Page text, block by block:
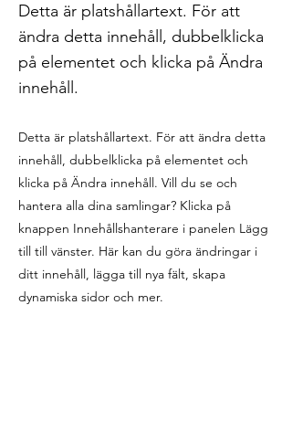
Detta är platshållartext. För att
ändra detta innehåll, dubbelklicka
på elementet och klicka på Ändra
innehåll.
Detta är platshållartext. För att ändra detta
innehåll, dubbelklicka på elementet och
klicka på Ändra innehåll. Vill du se och
hantera alla dina samlingar? Klicka på
knappen Innehållshanterare i panelen Lägg
till till vänster. Här kan du göra ändringar i
ditt innehåll, lägga till nya fält, skapa
dynamiska sidor och mer.